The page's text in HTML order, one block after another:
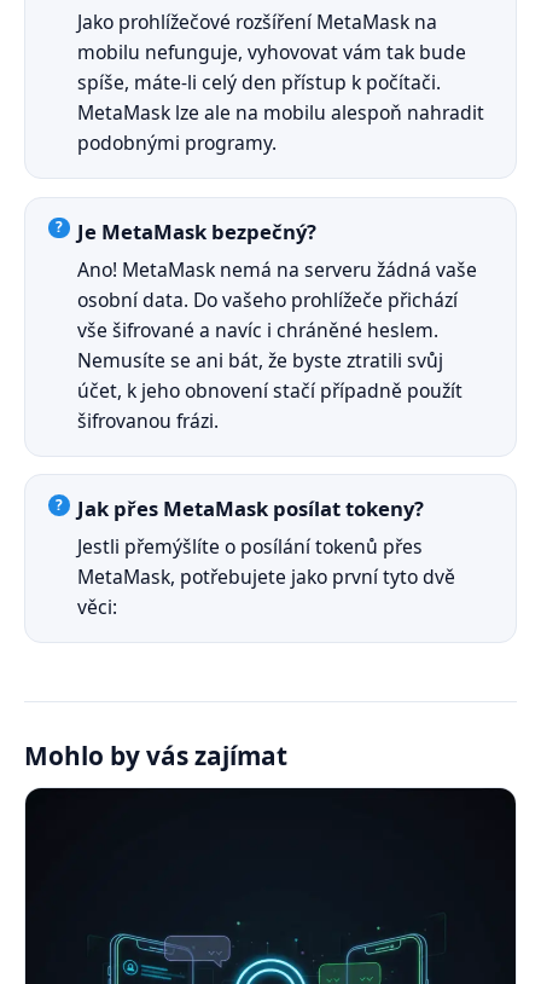
Jako prohlížečové rozšíření MetaMask na
mobilu nefunguje, vyhovovat vám tak bude
spíše, máte-li celý den přístup k počítači.
MetaMask lze ale na mobilu alespoň nahradit
podobnými programy.
Je MetaMask bezpečný?
Ano! MetaMask nemá na serveru žádná vaše
osobní data. Do vašeho prohlížeče přichází
vše šifrované a navíc i chráněné heslem.
Nemusíte se ani bát, že byste ztratili svůj
účet, k jeho obnovení stačí případně použít
šifrovanou frázi.
Jak přes MetaMask posílat tokeny?
Jestli přemýšlíte o posílání tokenů přes
MetaMask, potřebujete jako první tyto dvě
věci:
Mohlo by vás zajímat